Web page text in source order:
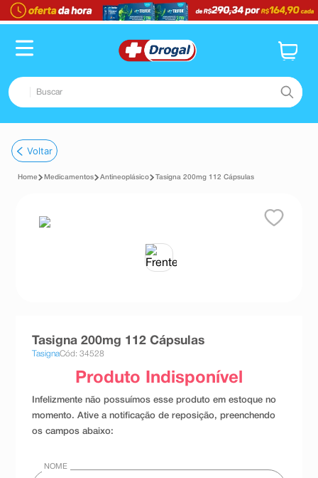
Buscar
1º fralda
pampers confort sec max
absorvente
teste gravidez
Voltar
Medicamentos Antineoplásico Tasigna 200mg 112 Cápsulas
Tasigna 200mg 112 Cápsulas
TasignaCód: 34528